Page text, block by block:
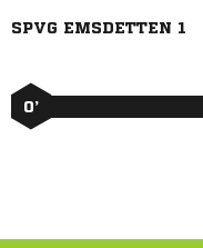
SPVG EMSDETTEN 1
0’